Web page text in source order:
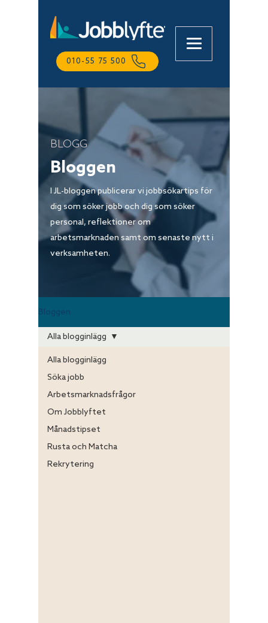
010-55 75 500
BLOGG
Bloggen
I JL-bloggen publicerar vi jobbsökartips för
dig som söker jobb och dig som söker
personal, reflektioner om
arbetsmarknaden samt om senaste nytt i
verksamheten.
Bloggen
Alla blogginlägg
Söka jobb
Arbetsmarknadsfrågor
Om Jobblyftet
Månadstipset
Rusta och Matcha
Rekrytering
Alla blogginlägg